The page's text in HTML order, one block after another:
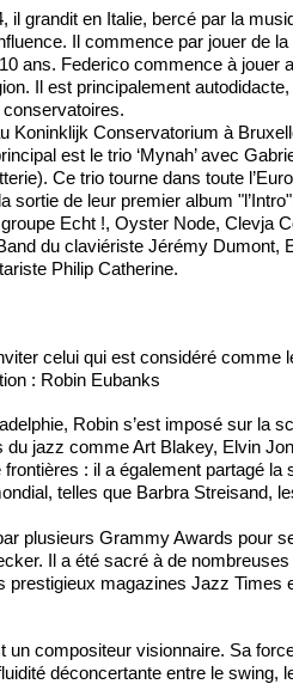
il grandit en Italie, bercé par la
Il commence par jouer de la
ans. Federico commence à jouer
Il est principalement
Koninklijk Conservatorium à
est le trio ‘Mynah’ avec
Ce trio tourne dans toute
sortie de leur premier album
Echt !, Oyster Node, Clevja
du claviériste Jérémy Dumont,
Philip Catherine.
celui qui est considéré comme
: Robin Eubanks
Robin s’est imposé sur la
jazz comme Art Blakey, Elvin
: il a également partagé la
telles que Barbra Streisand,
plusieurs Grammy Awards pour
Il a été sacré à de
prestigieux magazines Jazz Times
un compositeur visionnaire. Sa
déconcertante entre le swing,